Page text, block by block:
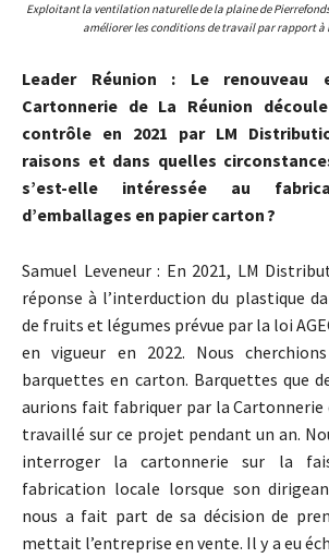
Exploitant la ventilation naturelle de la plaine de
améliorer les conditions de travail par rapport à
Leader Réunion : Le
Cartonnerie de La Réunion
contrôle en 2021 par LM
raisons et dans quelles
s’est-elle intéressée au
d’emballages en papier carton ?
Samuel Leveneur : En 2021, LM
réponse à l’interduction du plastique
de fruits et légumes prévue par la loi
en vigueur en 2022. Nous
barquettes en carton. Barquettes que
aurions fait fabriquer par la Cartonnerie
travaillé sur ce projet pendant un an.
interroger la cartonnerie sur la
fabrication locale lorsque son
nous a fait part de sa décision de
mettait l’entreprise en vente. Il y a eu